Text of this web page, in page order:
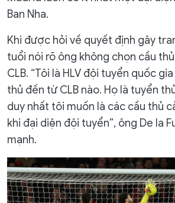
Ban Nha.
Khi được hỏi về quyết định gây
tuổi nói rõ ông không chọn cầu
CLB. “Tôi là HLV đội tuyển quốc
thủ đến từ CLB nào. Họ là tuyển
duy nhất tôi muốn là các cầu thủ
khi đại diện đội tuyển”, ông De la
mạnh.